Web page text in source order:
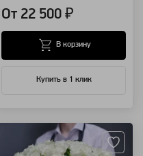
От 22 500 ₽
Купить в 1 клик
В корзину